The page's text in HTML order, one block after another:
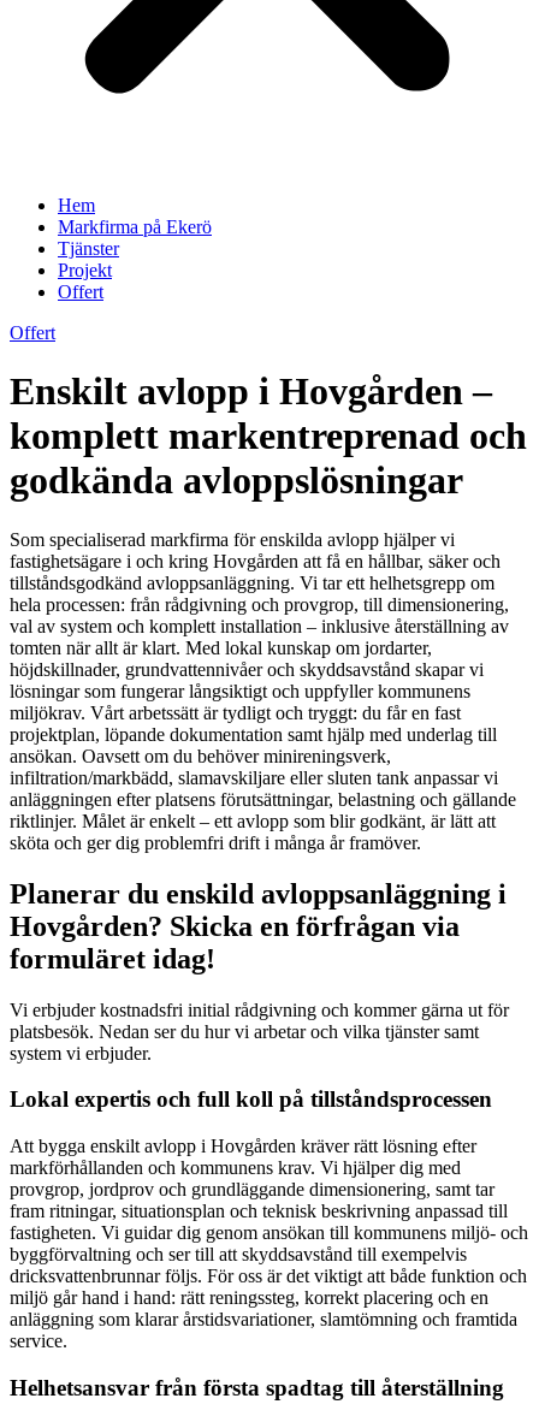
Hem
Markfirma på Ekerö
Tjänster
Projekt
Offert
Offert
Enskilt avlopp i Hovgården –
komplett markentreprenad och
godkända avloppslösningar
Som specialiserad markfirma för enskilda avlopp hjälper vi
fastighetsägare i och kring Hovgården att få en hållbar, säker och
tillståndsgodkänd avloppsanläggning. Vi tar ett helhetsgrepp om
hela processen: från rådgivning och provgrop, till dimensionering,
val av system och komplett installation – inklusive återställning av
tomten när allt är klart. Med lokal kunskap om jordarter,
höjdskillnader, grundvattennivåer och skyddsavstånd skapar vi
lösningar som fungerar långsiktigt och uppfyller kommunens
miljökrav. Vårt arbetssätt är tydligt och tryggt: du får en fast
projektplan, löpande dokumentation samt hjälp med underlag till
ansökan. Oavsett om du behöver minireningsverk,
infiltration/markbädd, slamavskiljare eller sluten tank anpassar vi
anläggningen efter platsens förutsättningar, belastning och gällande
riktlinjer. Målet är enkelt – ett avlopp som blir godkänt, är lätt att
sköta och ger dig problemfri drift i många år framöver.
Planerar du enskild avloppsanläggning i
Hovgården? Skicka en förfrågan via
formuläret idag!
Vi erbjuder kostnadsfri initial rådgivning och kommer gärna ut för
platsbesök. Nedan ser du hur vi arbetar och vilka tjänster samt
system vi erbjuder.
Lokal expertis och full koll på tillståndsprocessen
Att bygga enskilt avlopp i Hovgården kräver rätt lösning efter
markförhållanden och kommunens krav. Vi hjälper dig med
provgrop, jordprov och grundläggande dimensionering, samt tar
fram ritningar, situationsplan och teknisk beskrivning anpassad till
fastigheten. Vi guidar dig genom ansökan till kommunens miljö- och
byggförvaltning och ser till att skyddsavstånd till exempelvis
dricksvattenbrunnar följs. För oss är det viktigt att både funktion och
miljö går hand i hand: rätt reningssteg, korrekt placering och en
anläggning som klarar årstidsvariationer, slamtömning och framtida
service.
Helhetsansvar från första spadtag till återställning